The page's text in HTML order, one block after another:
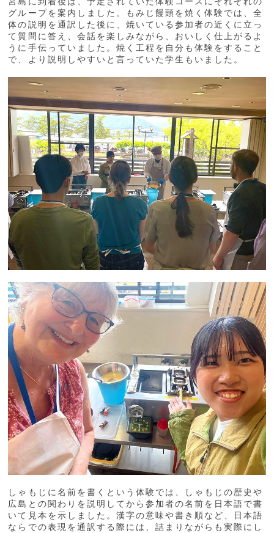
グループを案内しました。もみじ饅頭を焼く体験では、全
体の説明を通訳した後に、焼いている参加者の近くに立っ
て質問に答え、会話を楽しみながら、おいしく仕上がるよ
うに手伝っていました。焼く工程を自分も体験をすること
で、より説明しやすいと言っていた学生もいました。
しゃもじに名前を書くという体験では、しゃもじの歴史や
広島との関わりを説明してから参加者の名前を日本語で書
いて見本を示しました。漢字の意味や書き順など、日本語
ならでの表現を通訳する際には、詰まりながらも実際にし